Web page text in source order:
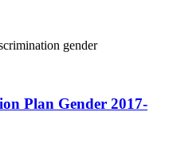
gender
Plan Gender 2017-